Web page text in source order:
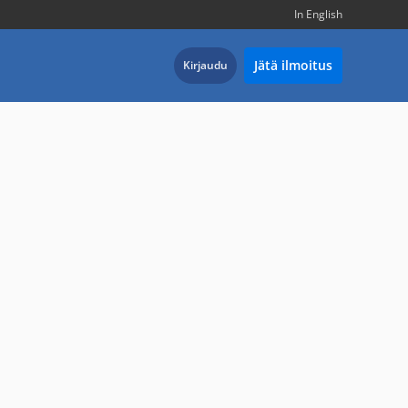
In English
Kirjaudu Jätä ilmoitus